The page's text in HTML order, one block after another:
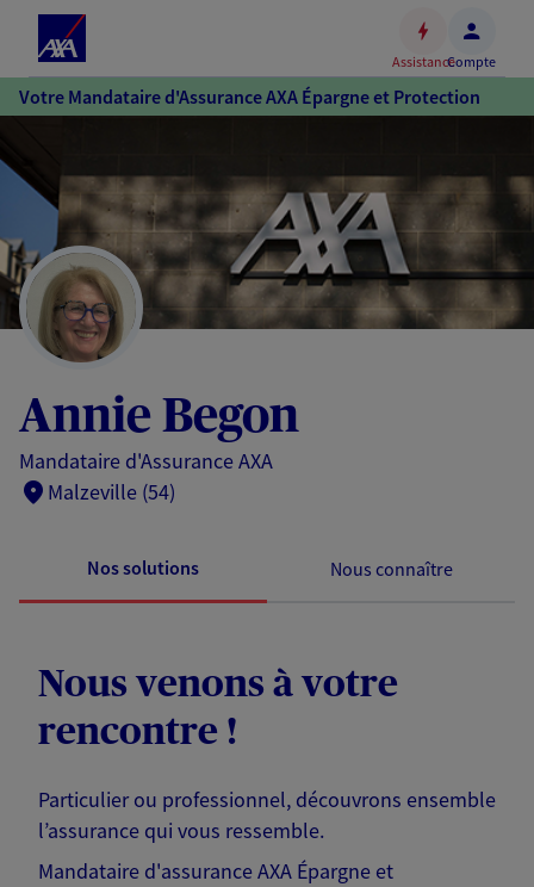
Accéder
au
Accéder
au
pied
de
page
AssistanceCompte
Votre Mandataire d'Assurance AXA Épargne et Protection
Annie Begon
Mandataire d'Assurance AXA
Malzeville (54)
Nos solutions Nous connaître
Nous venons à votre
rencontre !
Particulier ou professionnel, découvrons ensemble
l’assurance qui vous ressemble.
Mandataire d'assurance AXA Épargne et